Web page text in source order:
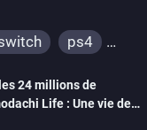
ps4
3ds
ps3
switch 2
24 millions de
Life : Une vie de